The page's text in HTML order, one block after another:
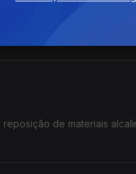
de doutoramento está a
de materiais